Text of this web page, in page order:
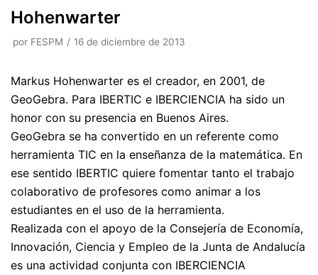
Hohenwarter
por FESPM 16 de diciembre de 2013
Markus Hohenwarter es el creador, en 2001, de
GeoGebra. Para IBERTIC e IBERCIENCIA ha sido un
honor con su presencia en Buenos Aires.
GeoGebra se ha convertido en un referente como
herramienta TIC en la enseñanza de la matemática. En
ese sentido IBERTIC quiere fomentar tanto el trabajo
colaborativo de profesores como animar a los
estudiantes en el uso de la herramienta.
Realizada con el apoyo de la Consejería de Economía,
Innovación, Ciencia y Empleo de la Junta de Andalucía
es una actividad conjunta con IBERCIENCIA